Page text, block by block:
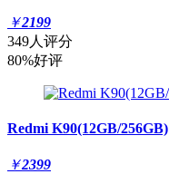
￥2199
349人评分
80%好评
Redmi K90(12GB/256GB)
￥2399